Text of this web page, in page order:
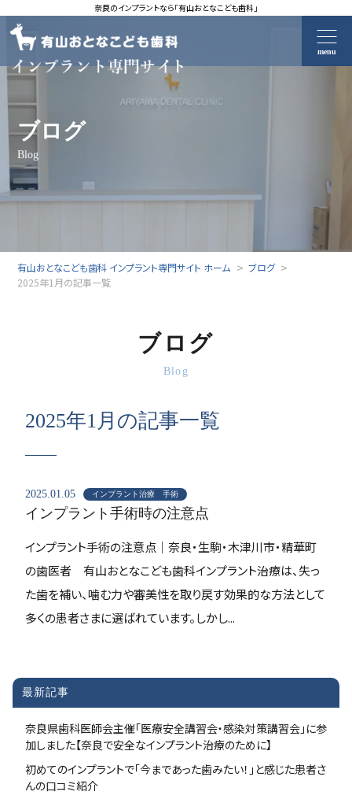
奈良のインプラントなら「有山おとなこども歯科」
menu
ブログ
Blog
有山おとなこども歯科 インプラント専門サイト ホーム
ブログ
2025年1月の記事一覧
ブログ
Blog
2025年1月の記事一覧
2025.01.05 インプラント治療 手術
インプラント手術時の注意点
インプラント手術の注意点｜奈良・生駒・木津川市・精華町
の歯医者 有山おとなこども歯科インプラント治療は、失っ
た歯を補い、噛む力や審美性を取り戻す効果的な方法として
多くの患者さまに選ばれています。しかし...
最新記事
奈良県歯科医師会主催「医療安全講習会・感染対策講習会」に参
加しました【奈良で安全なインプラント治療のために】
初めてのインプラントで「今まであった歯みたい！」と感じた患者さ
んの口コミ紹介